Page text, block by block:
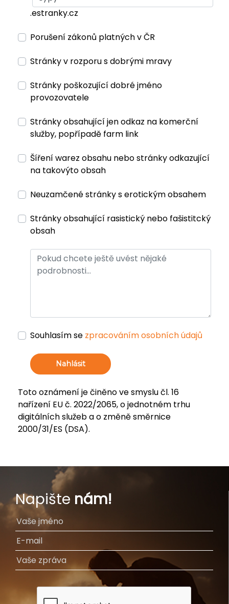
.estranky.cz
Porušení zákonů platných v ČR
Stránky v rozporu s dobrými mravy
Stránky poškozující dobré jméno
provozovatele
Stránky obsahující jen odkaz na komerční
služby, popřípadě farm link
Šíření warez obsahu nebo stránky odkazující
na takovýto obsah
Neuzamčené stránky s erotickým obsahem
Stránky obsahující rasistický nebo fašistitcký
obsah
Souhlasím se zpracováním osobních údajů
Nahlásit
Toto oznámení je činěno ve smyslu čl. 16
nařízení EU č. 2022/2065, o jednotném trhu
digitálních služeb a o změně směrnice
2000/31/ES (DSA).
Napište nám!